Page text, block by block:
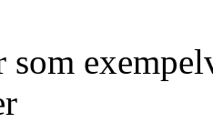
som